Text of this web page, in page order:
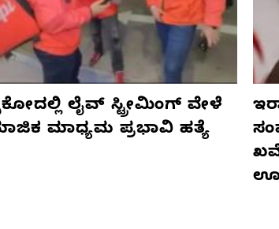
ಲೈವ್ ಸ್ಟ್ರೀಮಿಂಗ್ ವೇಳೆ
ಮಾಧ್ಯಮ ಪ್ರಭಾವಿ ಹತ್ಯೆ